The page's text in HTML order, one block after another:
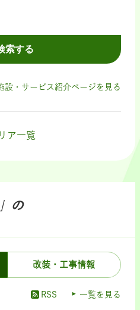
索する
設・サービス紹介ページを見る
ア一覧
の
改装・工事情報
RSS 一覧を見る